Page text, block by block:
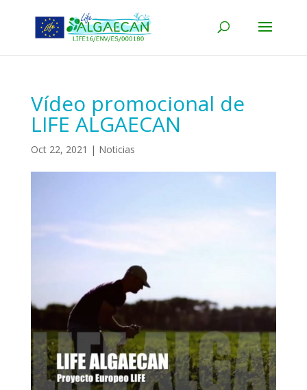
Vídeo promocional de
LIFE ALGAECAN
Oct 22, 2021 | Noticias